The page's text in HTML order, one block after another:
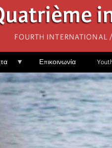
Fourth International
Επικοινωνία